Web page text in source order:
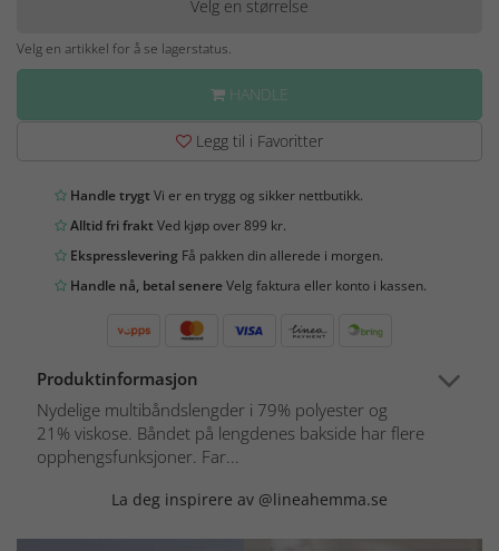
Velg en størrelse
Velg en artikkel for å se lagerstatus.
HANDLE
Legg til i Favoritter
Handle trygtVi er en trygg og sikker nettbutikk.
Alltid fri fraktVed kjøp over 899 kr.
Ekspresslevering Få pakken din allerede i morgen.
Handle nå, betal senereVelg faktura eller konto i kassen.
Produktinformasjon
Nydelige multibåndslengder i 79% polyester og
21% viskose. Båndet på lengdenes bakside har flere
opphengsfunksjoner. Far...
La deg inspirere av @lineahemma.se